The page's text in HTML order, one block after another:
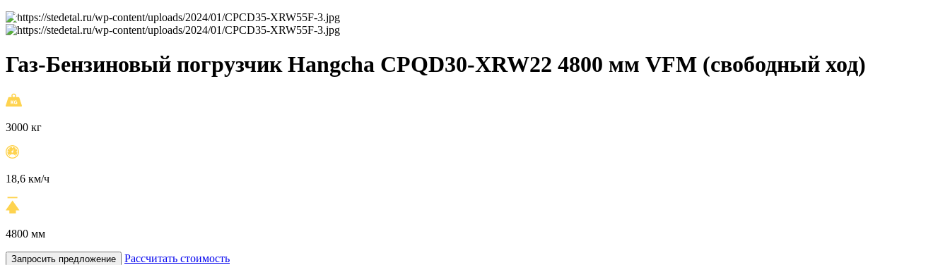
Газ-Бензиновый погрузчик Hangcha CPQD30-XRW22 4800 мм VFM (свободный ход)
3000 кг
18,6 км/ч
4800 мм
Запросить предложение
Рассчитать стоимость